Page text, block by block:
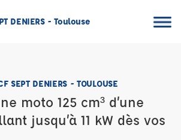
DENIERS - Toulouse
SEPT DENIERS - TOULOUSE
moto 125 cm³ d’une
jusqu’à 11 kW dès vos